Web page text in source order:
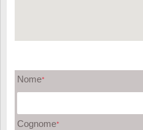
Nome*
Cognome*